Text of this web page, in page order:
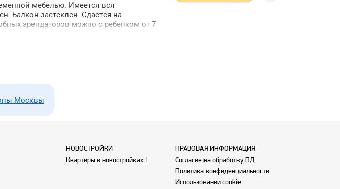
мебелью. Имеется вся
Балкон застеклен. Сдается на
арендаторов можно с ребенком от 7
Москвы
НОВОСТРОЙКИ
Квартиры в новостройках 1
ПРАВОВАЯ ИНФОРМАЦИЯ
Согласие на обработку ПД
Политика конфиденциальности
Использовании cookie